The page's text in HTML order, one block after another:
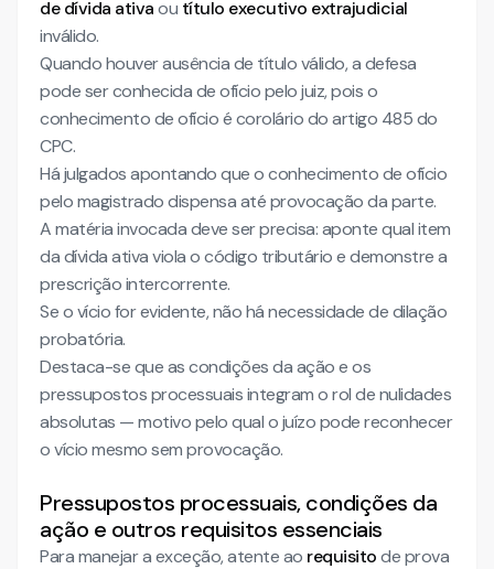
de dívida ativaou título executivo extrajudicial
inválido.
Quando houver ausência de título válido, a defesa
pode ser conhecida de ofício pelo juiz, pois o
conhecimento de ofício é corolário do artigo 485 do
CPC.
Há julgados apontando que o conhecimento de ofício
pelo magistrado dispensa até provocação da parte.
A matéria invocada deve ser precisa: aponte qual item
da dívida ativa viola o código tributário e demonstre a
prescrição intercorrente.
Se o vício for evidente, não há necessidade de dilação
probatória.
Destaca-se que as condições da ação e os
pressupostos processuais integram o rol de nulidades
absolutas — motivo pelo qual o juízo pode reconhecer
o vício mesmo sem provocação.
Pressupostos processuais, condições da
ação e outros requisitos essenciais
Para manejar a exceção, atente ao requisitode prova